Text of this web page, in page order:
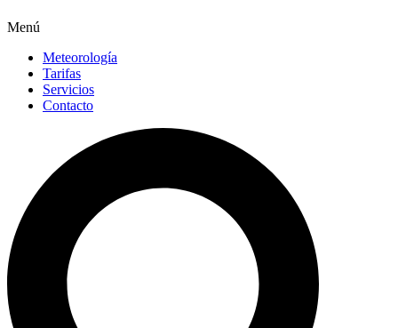
Menú
Meteorología
Tarifas
Servicios
Contacto